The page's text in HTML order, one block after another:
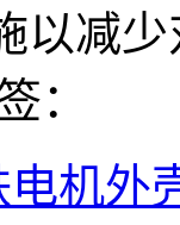
以减
：
机外